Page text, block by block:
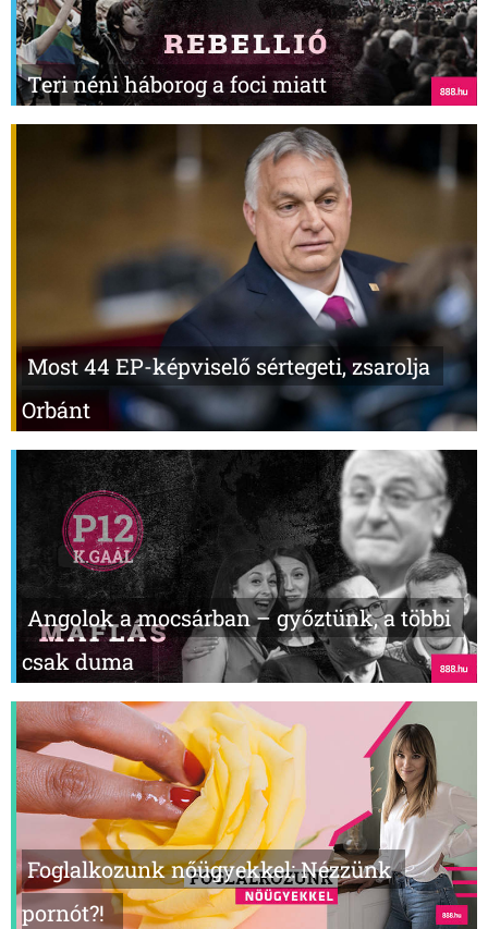
Teri néni háborog a foci miatt
Most 44 EP-képviselő sértegeti, zsarolja
Orbánt
Angolok a mocsárban – győztünk, a többi
csak duma
Foglalkozunk nőügyekkel: Nézzünk
pornót?!